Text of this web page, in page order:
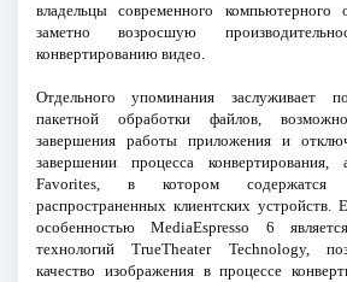
владельцы современного компьютерного
заметно возросшую
конвертированию видео.
Отдельного упоминания заслуживает
пакетной обработки файлов,
завершения работы приложения и
завершении процесса
Favorites, в котором содержатся
распространенных клиентских
особенностью MediaEspresso 6
технологий TrueTheater Technology,
качество изображения в процессе